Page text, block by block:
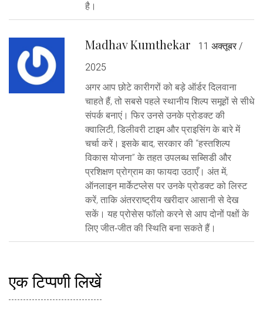
है।
Madhav Kumthekar
11 अक्तूबर /
2025
अगर आप छोटे कारीगरों को बड़े ऑर्डर दिलवाना
चाहते हैं, तो सबसे पहले स्थानीय शिल्प समूहों से सीधे
संपर्क बनाएं। फिर उनसे उनके प्रोडक्ट की
क्वालिटी, डिलीवरी टाइम और प्राइसिंग के बारे में
चर्चा करें। इसके बाद, सरकार की “हस्तशिल्प
विकास योजना” के तहत उपलब्ध सब्सिडी और
प्रशिक्षण प्रोग्राम का फायदा उठाएँ। अंत में,
ऑनलाइन मार्केटप्लेस पर उनके प्रोडक्ट को लिस्ट
करें, ताकि अंतरराष्ट्रीय खरीदार आसानी से देख
सकें। यह प्रोसेस फॉलो करने से आप दोनों पक्षों के
लिए जीत‑जीत की स्थिति बना सकते हैं।
एक टिप्पणी लिखें